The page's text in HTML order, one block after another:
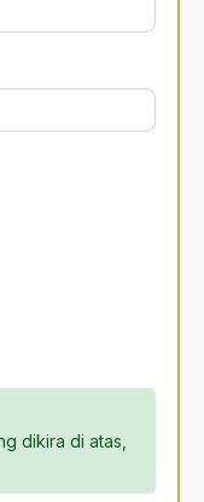
dikira di atas,